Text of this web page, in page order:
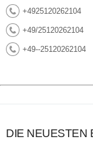
+4925120262104
+49/25120262104
+49--25120262104
DIE NEUESTEN